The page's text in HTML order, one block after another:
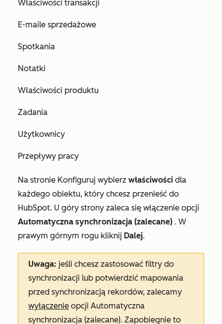
Właściwości transakcji
E-maile sprzedażowe
Spotkania
Notatki
Właściwości produktu
Zadania
Użytkownicy
Przepływy pracy
Na stronie Konfiguruj wybierz właściwości dla
każdego obiektu, który chcesz przenieść do
HubSpot. U góry strony zaleca się włączenie opcji
Automatyczna synchronizacja (zalecane) . W
prawym górnym rogu kliknij Dalej.
Uwaga: jeśli chcesz zastosować filtry do
synchronizacji lub potwierdzić mapowania
przed synchronizacją rekordów, zalecamy
wyłączenie opcji Automatyczna
synchronizacja (zalecane). Zapobiegnie to